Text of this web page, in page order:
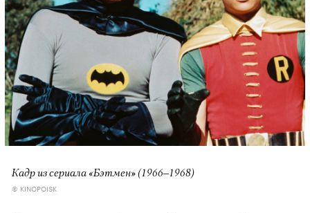
Кадр из сериала «Бэтмен» (1966–1968)
© KINOPOISK